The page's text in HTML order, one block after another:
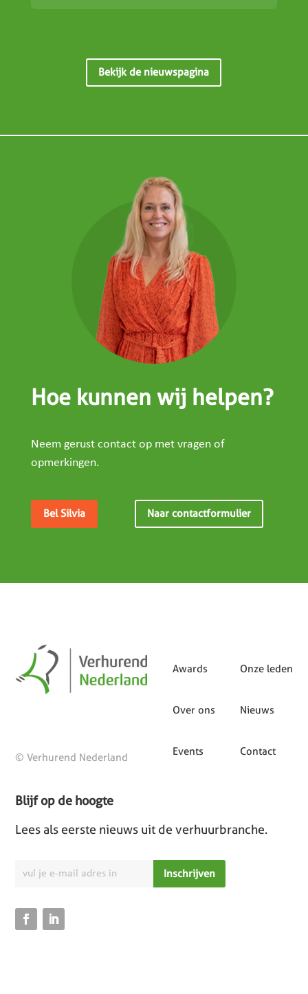
Bekijk de nieuwspagina
Hoe kunnen wij helpen?
Neem gerust contact op met vragen of
opmerkingen.
Bel Silvia Naar contactformulier
© Verhurend Nederland
Awards
Over ons
Events
Onze leden
Nieuws
Contact
Blijf op de hoogte
Lees als eerste nieuws uit de verhuurbranche.
Inschrijven